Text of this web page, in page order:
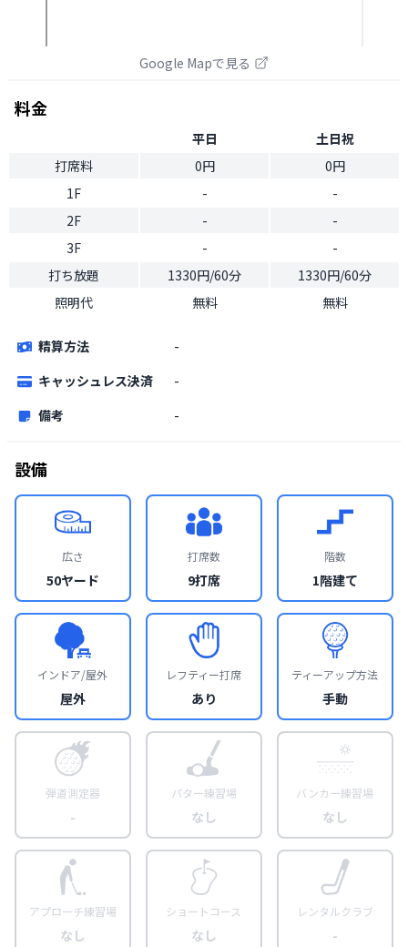
Google Mapで見る
料金
平日
土日祝
打席料
0円
0円
1F
-
-
2F
-
-
3F
-
-
打ち放題
1330円/60分
1330円/60分
照明代
無料 無料
精算方法
-
キャッシュレス決済
-
備考
-
設備
広さ
50ヤード
打席数
9打席
階数
1階建て
インドア/屋外
屋外
レフティー打席
あり
ティーアップ方法
手動
弾道測定器
-
パター練習場
なし
バンカー練習場
なし
アプローチ練習場
なし
ショートコース
なし
レンタルクラブ
-